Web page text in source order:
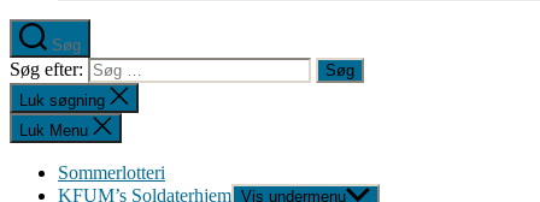
Søg
Søg efter:
Luk søgning
Luk Menu
Sommerlotteri
KFUM’s Soldaterhjem Vis undermenu